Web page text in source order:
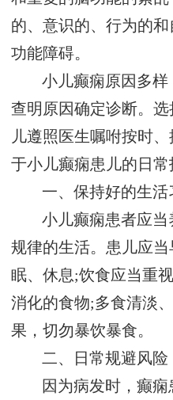
的、意识的、行为的
功能障碍。
小儿癫痫原因多
查明原因确定诊断。
儿遵照医生嘱咐按时
于小儿癫痫患儿的日
一、保持好的生活
小儿癫痫患者应
规律的生活。患儿应
眠、休息;饮食应当重
消化的食物;多食清淡
果，切勿暴饮暴食。
二、日常规避风险
因为病发时，癫